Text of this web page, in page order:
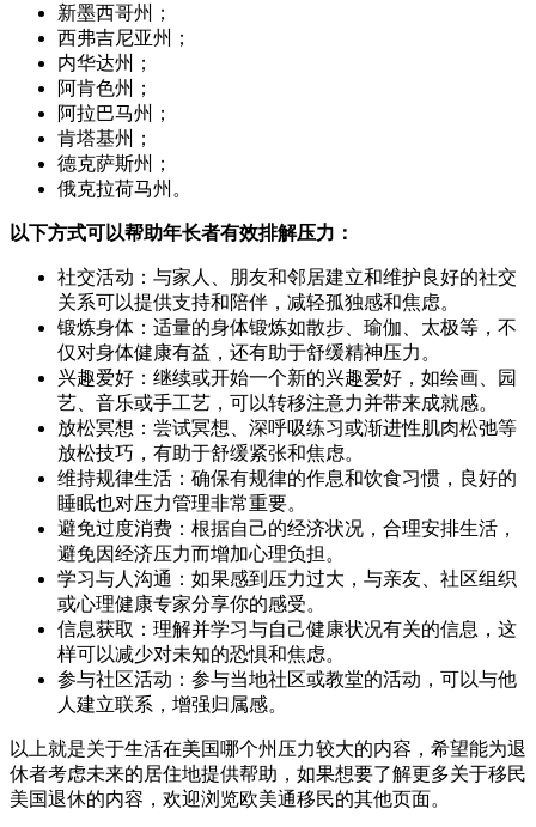
新墨西哥州；
西弗吉尼亚州；
内华达州；
阿肯色州；
阿拉巴马州；
肯塔基州；
德克萨斯州；
俄克拉荷马州。
以下方式可以帮助年长者有效排解压力：
社交活动：与家人、朋友和邻居建立和维护良好的社交
关系可以提供支持和陪伴，减轻孤独感和焦虑。
锻炼身体：适量的身体锻炼如散步、瑜伽、太极等，不
仅对身体健康有益，还有助于舒缓精神压力。
兴趣爱好：继续或开始一个新的兴趣爱好，如绘画、园
艺、音乐或手工艺，可以转移注意力并带来成就感。
放松冥想：尝试冥想、深呼吸练习或渐进性肌肉松弛等
放松技巧，有助于舒缓紧张和焦虑。
维持规律生活：确保有规律的作息和饮食习惯，良好的
睡眠也对压力管理非常重要。
避免过度消费：根据自己的经济状况，合理安排生活，
避免因经济压力而增加心理负担。
学习与人沟通：如果感到压力过大，与亲友、社区组织
或心理健康专家分享你的感受。
信息获取：理解并学习与自己健康状况有关的信息，这
样可以减少对未知的恐惧和焦虑。
参与社区活动：参与当地社区或教堂的活动，可以与他
人建立联系，增强归属感。
以上就是关于生活在美国哪个州压力较大的内容，希望能为退
休者考虑未来的居住地提供帮助，如果想要了解更多关于移民
美国退休的内容，欢迎浏览欧美通移民的其他页面。